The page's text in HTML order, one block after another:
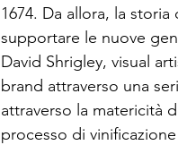
1674. Da allora, la
supportare le nuove
David Shrigley, visual
brand attraverso una
attraverso la matericità
processo di